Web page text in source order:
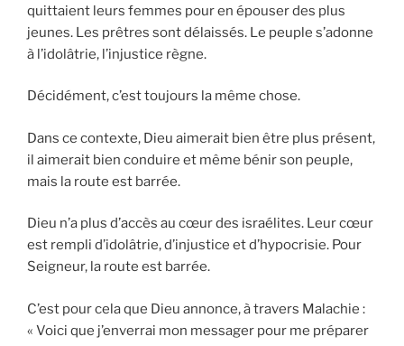
quittaient leurs femmes pour en épouser des plus
jeunes. Les prêtres sont délaissés. Le peuple s’adonne
à l’idolâtrie, l’injustice règne.
Décidément, c’est toujours la même chose.
Dans ce contexte, Dieu aimerait bien être plus présent,
il aimerait bien conduire et même bénir son peuple,
mais la route est barrée.
Dieu n’a plus d’accès au cœur des israélites. Leur cœur
est rempli d’idolâtrie, d’injustice et d’hypocrisie. Pour
Seigneur, la route est barrée.
C’est pour cela que Dieu annonce, à travers Malachie :
« Voici que j’enverrai mon messager pour me préparer